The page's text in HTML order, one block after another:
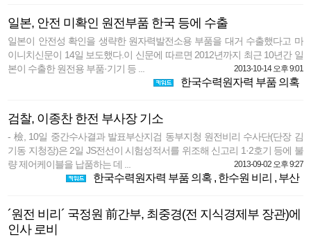
일본, 안전 미확인 원전부품 한국 등에 수출
일본이 안전성 확인을 생략한 원자력발전소용 부품을 대거 수출했다고 마
이니치신문이 14일 보도했다.이 신문에 따르면 2012년까지 최근 10년간 일
본이 수출한 원전용 부품·기기 등 ...
2013-10-14 오후 9:01
한국수력원자력 부품 의혹
검찰, 이종찬 한전 부사장 기소
- 檢, 10일 중간수사결과 발표부산지검 동부지청 원전비리 수사단(단장 김
기동 지청장)은 2일 JS전선이 시험성적서를 위조해 신고리 1·2호기 등에 불
량 제어케이블을 납품하는 데 ...
2013-09-02 오후 9:27
한국수력원자력 부품 의혹, 한수원 비리 , 부산
´원전 비리´ 국정원 前간부, 최중경(전 지식경제부 장관)에
인사 로비